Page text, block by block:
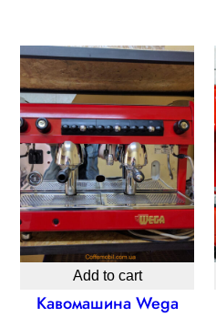
Add to cart
Кавомашина Wega